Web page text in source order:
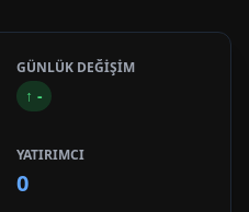
GÜNLÜK DEĞİŞİM
↑ -
YATIRIMCI
0